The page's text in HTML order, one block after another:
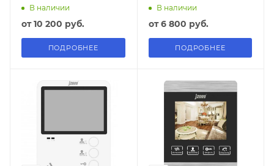
В наличии
от10 200 руб.
ПОДРОБНЕЕ
В наличии
от6 800 руб.
ПОДРОБНЕЕ